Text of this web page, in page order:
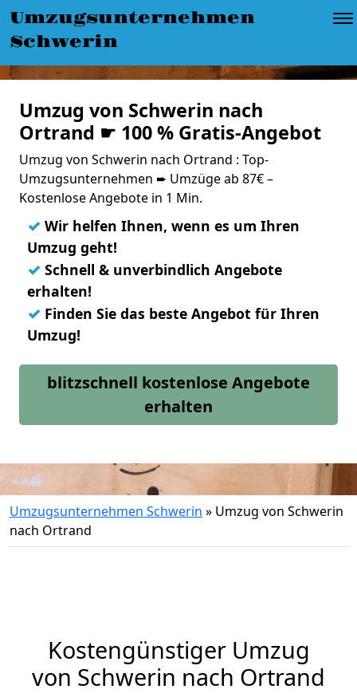
Umzugsunternehmen
Schwerin
Umzug von Schwerin nach
Ortrand ☛ 100 % Gratis-Angebot
Umzug von Schwerin nach Ortrand : Top-
Umzugsunternehmen ➨ Umzüge ab 87€ –
Kostenlose Angebote in 1 Min.
✓ Wir helfen Ihnen, wenn es um Ihren
Umzug geht!
✓ Schnell & unverbindlich Angebote
erhalten!
✓ Finden Sie das beste Angebot für Ihren
Umzug!
blitzschnell kostenlose Angebote
erhalten
Umzugsunternehmen Schwerin » Umzug von Schwerin
nach Ortrand
Kostengünstiger Umzug
von Schwerin nach Ortrand